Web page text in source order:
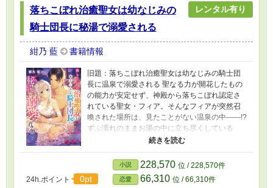
落ちこぼれ治癒聖女は幼なじみの
騎士団長に秘湯で溺愛される
レンタル有り
紺乃 藍 書籍情報
旧題：落ちこぼれ治癒聖女は幼なじみの騎士団
長に温泉で溺愛される 聖なる力が開花したもの
の能力が安定せず、神殿から落ちこぼれ認定さ
れている聖女・フィア。そんなフィアが突然召
喚された場所は、見たことがない温泉の中――!?
ずぶ濡れのままお湯の中に立ち尽くしている
と、そこに現れたのは、十二年前に「騎士にな
レン（⚠全裸） 動揺するフィアの腰を引き寄せ
たグレンに「そんな格好で俺の浴場に現れると
は、誘ってるのか？」と囁かれ――って、グレ
24h.ポイント 0pt
小説 228,570 位 / 228,570件
恋愛 66,310 位 / 66,310件